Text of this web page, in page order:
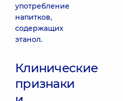
употребление
напитков,
содержащих
этанол.
Клинические
признаки